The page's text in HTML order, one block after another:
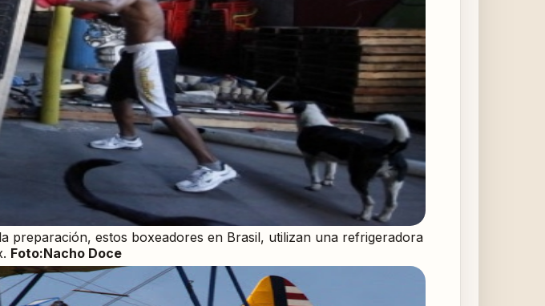
preparación, estos boxeadores en Brasil, utilizan una refrigeradora
Foto:Nacho Doce